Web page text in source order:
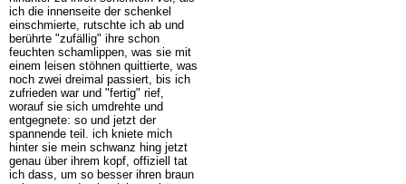
ich die innenseite der schenkel
einschmierte, rutschte ich ab und
berührte "zufällig" ihre schon
feuchten schamlippen, was sie mit
einem leisen stöhnen quittierte, was
noch zwei dreimal passiert, bis ich
zufrieden war und "fertig" rief,
worauf sie sich umdrehte und
entgegnete: so und jetzt der
spannende teil. ich kniete mich
hinter sie mein schwanz hing jetzt
genau über ihrem kopf, offiziell tat
ich dass, um so besser ihren braun